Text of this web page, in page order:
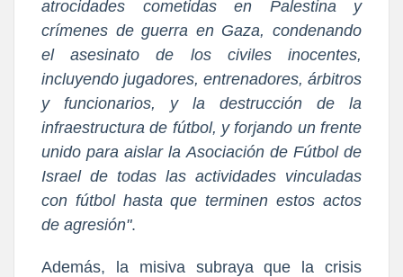
atrocidades cometidas en Palestina y
crímenes de guerra en Gaza, condenando
el asesinato de los civiles inocentes,
incluyendo jugadores, entrenadores, árbitros
y funcionarios, y la destrucción de la
infraestructura de fútbol, y forjando un frente
unido para aislar la Asociación de Fútbol de
Israel de todas las actividades vinculadas
con fútbol hasta que terminen estos actos
de agresión".
Además, la misiva subraya que la crisis